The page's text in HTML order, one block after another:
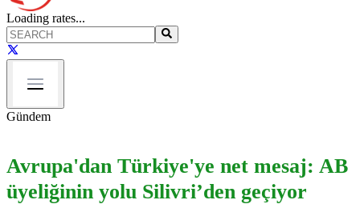
Loading rates...
Gündem
Avrupa'dan Türkiye'ye net mesaj: AB
üyeliğinin yolu Silivri’den geçiyor